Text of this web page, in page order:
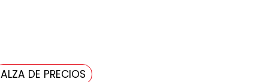
ALZA DE PRECIOS